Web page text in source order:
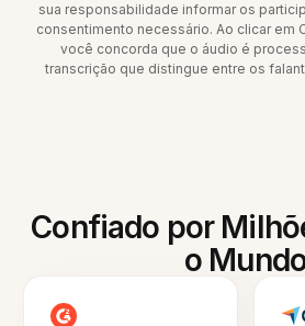
sua responsabilidade informar os
consentimento necessário. Ao clicar em
você concorda que o áudio é
transcrição que distingue entre os
Confiado por
o